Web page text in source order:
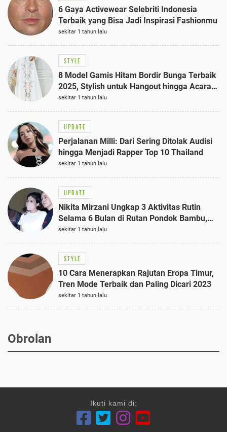
6 Gaya Activewear Selebriti Indonesia
Terbaik yang Bisa Jadi Inspirasi Fashionmu
sekitar 1 tahun lalu
STYLE
8 Model Gamis Hitam Bordir Bunga Terbaik
2025, Stylish untuk Hangout hingga Acara
Semi-Formal
sekitar 1 tahun lalu
UPDATE
Perjalanan Milli: Dari Sering Ditolak Audisi
hingga Menjadi Rapper Top 10 Thailand
sekitar 1 tahun lalu
UPDATE
Nikita Mirzani Ungkap 3 Aktivitas Rutin
Selama 6 Bulan di Rutan Pondok Bambu,
Terungkap!
sekitar 1 tahun lalu
STYLE
10 Cara Menerapkan Rajutan Eropa Timur,
Tren Mode Terbaik dan Paling Dicari 2023
sekitar 1 tahun lalu
Obrolan
Ikuti kami di: